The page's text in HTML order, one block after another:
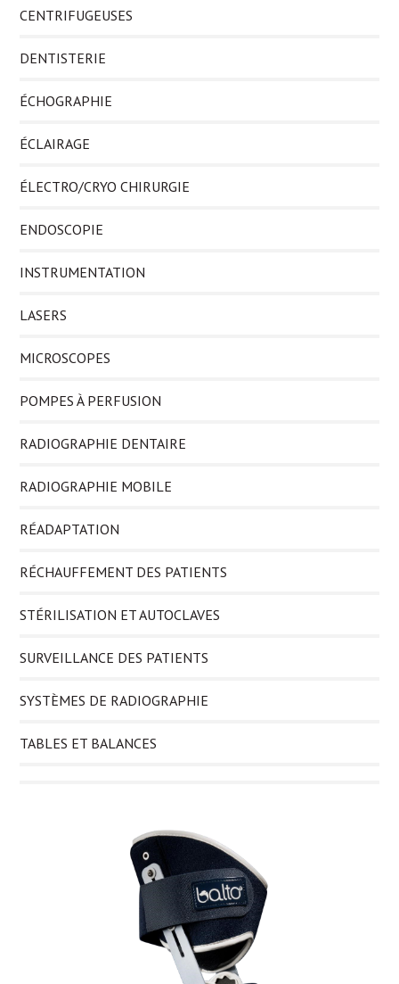
CENTRIFUGEUSES
DENTISTERIE
ÉCHOGRAPHIE
ÉCLAIRAGE
ÉLECTRO/CRYO CHIRURGIE
ENDOSCOPIE
INSTRUMENTATION
LASERS
MICROSCOPES
POMPES À PERFUSION
RADIOGRAPHIE DENTAIRE
RADIOGRAPHIE MOBILE
RÉADAPTATION
RÉCHAUFFEMENT DES PATIENTS
STÉRILISATION ET AUTOCLAVES
SURVEILLANCE DES PATIENTS
SYSTÈMES DE RADIOGRAPHIE
TABLES ET BALANCES